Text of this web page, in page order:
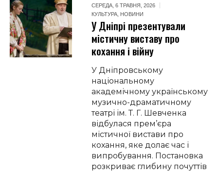
СЕРЕДА, 6 ТРАВНЯ, 2026
КУЛЬТУРА НОВИНИ
У Дніпрі презентували
містичну виставу про
кохання і війну
У Дніпровському
національному
академічному українському
музично-драматичному
театрі ім. Т. Г. Шевченка
відбулася прем’єра
містичної вистави про
кохання, яке долає час і
випробування. Постановка
розкриває глибину почуттів